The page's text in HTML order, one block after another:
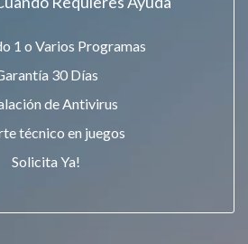
1 o Varios Programas
30 Días
de Antivirus
técnico en juegos
Solicita Ya!